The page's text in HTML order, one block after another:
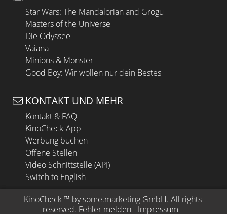
Star Wars: The Mandalorian and Grogu
Masters of the Universe
Die Odyssee
Vaiana
Minions & Monster
Good Boy: Wir wollen nur dein Bestes
KONTAKT UND MEHR
Kontakt & FAQ
KinoCheck-App
Werbung buchen
Offene Stellen
Video Schnittstelle (API)
Switch to English
KinoCheck ™ by some.marketing GmbH. All rights
reserved. Fehler melden - Impressum -